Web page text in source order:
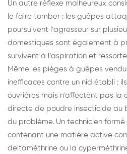
Un autre réflexe malheureux
le faire tomber : les guêpes
poursuivent l’agresseur sur
domestiques sont également à
survivent à l’aspiration et
Même les pièges à guêpes
inefficaces contre un nid établi :
ouvrières mais n'affectent pas la
directe de poudre insecticide au
du problème. Un technicien
contenant une matière active
deltaméthrine ou la